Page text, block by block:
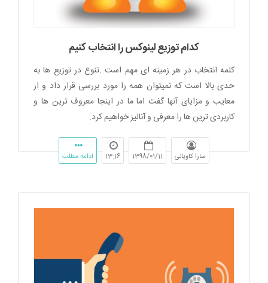
کدام توزیع لینوکس را انتخاب کنیم
کلمه انتخاب در هر زمینه ای مهم است .تنوع در توزیع ها به
حدی بالا است که نمیتوان همه را مورد بررسی قرار داد و از
معایب و مزایای آنها گفت اما ما در اینجا معروف ترین ها و
کاربردی ترین ها را معرفی و آنالیز خواهیم کرد.
سارا کاویانی 1398/01/11
13:16 ادامه مطلب